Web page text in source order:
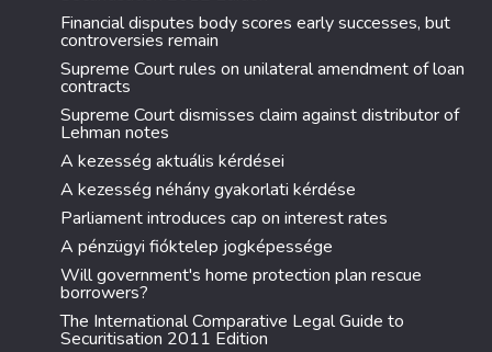
Financial disputes body scores early successes, but
controversies remain
Supreme Court rules on unilateral amendment of loan
contracts
Supreme Court dismisses claim against distributor of
Lehman notes
A kezesség aktuális kérdései
A kezesség néhány gyakorlati kérdése
Parliament introduces cap on interest rates
A pénzügyi fióktelep jogképessége
Will government's home protection plan rescue
borrowers?
The International Comparative Legal Guide to
Securitisation 2011 Edition